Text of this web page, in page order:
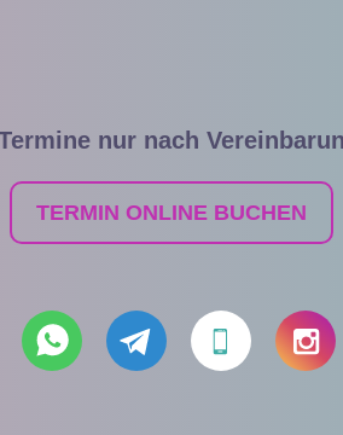
nur nach
TERMIN ONLINE BUCHEN